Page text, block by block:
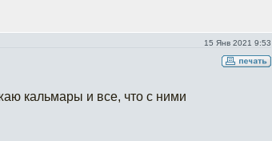
15 Янв 2021 9:53
кальмары и все, что с ними